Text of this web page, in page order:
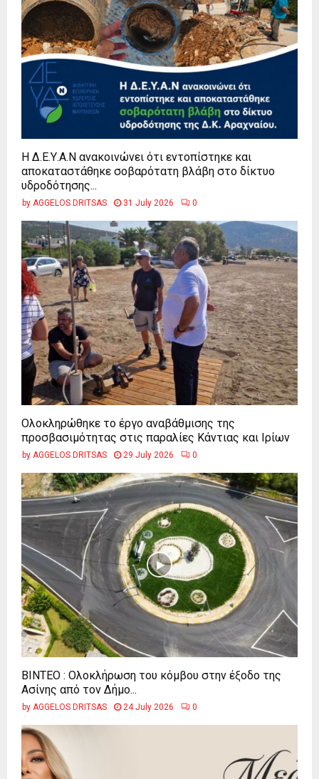
Η Δ.Ε.Υ.Α.Ν ανακοινώνει ότι εντοπίστηκε και
αποκαταστάθηκε σοβαρότατη βλάβη στο δίκτυο
υδροδότησης...
by AGGELOS DRITSAS 31 July 2026 0
Ολοκληρώθηκε το έργο αναβάθμισης της
προσβασιμότητας στις παραλίες Κάντιας και Ιρίων
by AGGELOS DRITSAS 29 July 2026 0
ΒΙΝΤΕΟ : Ολοκλήρωση του κόμβου στην έξοδο της
Ασίνης από τον Δήμο...
by AGGELOS DRITSAS 24 July 2026 0